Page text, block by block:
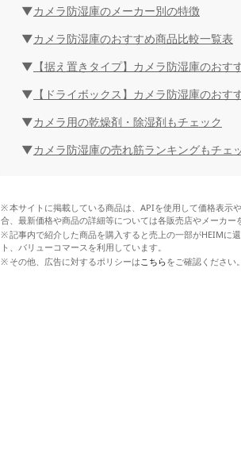
カメラ防湿庫のメーカー別の特徴
カメラ防湿庫のおすすめ商品比較一覧表
【据え置きタイプ】カメラ防湿庫のおす
【ドライボックス】カメラ防湿庫のおす
カメラ用の乾燥剤・除湿剤もチェック
カメラ防湿庫の売れ筋ランキングもチェ
本サイトに掲載している商品は、APIを使用して価格表示
合、最新価格や商品の詳細等については各販売店やメーカー
記事内で紹介した商品を購入すると売上の一部がHEIMに
ト、バリューコマースを利用しています。
その他、広告に対するポリシーは こちらをご確認ください。